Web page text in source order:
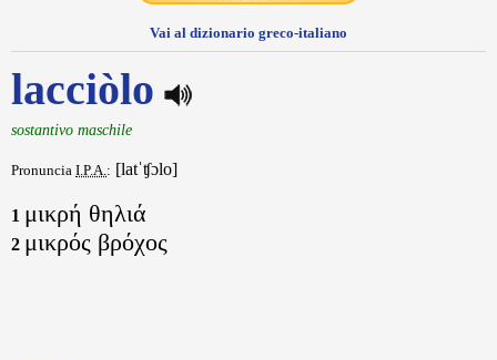
Vai al dizionario greco-italiano
lacciòlo
sostantivo maschile
Pronuncia I.P.A.: [latˈʧɔlo]
1 μικρή θηλιά
2 μικρός βρόχος